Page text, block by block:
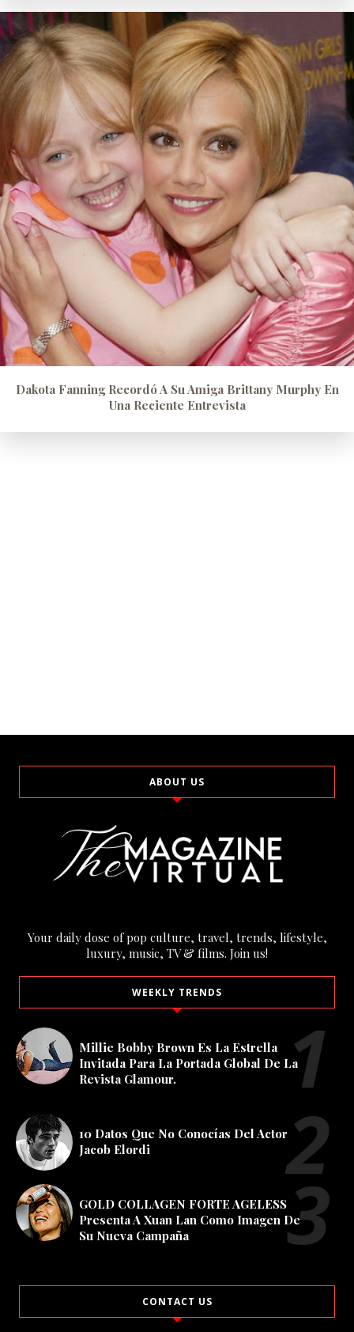
Dakota Fanning Recordó A Su Amiga Brittany Murphy En
Una Reciente Entrevista
ABOUT US
Your daily dose of pop culture, travel, trends, lifestyle,
luxury, music, TV & films. Join us!
WEEKLY TRENDS
Millie Bobby Brown Es La Estrella
Invitada Para La Portada Global De La
Revista Glamour.
10 Datos Que No Conocías Del Actor
Jacob Elordi
GOLD COLLAGEN FORTE AGELESS
Presenta A Xuan Lan Como Imagen De
Su Nueva Campaña
CONTACT US